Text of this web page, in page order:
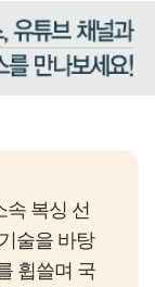
속 복싱 선
술을 바탕
휩쓸며 국